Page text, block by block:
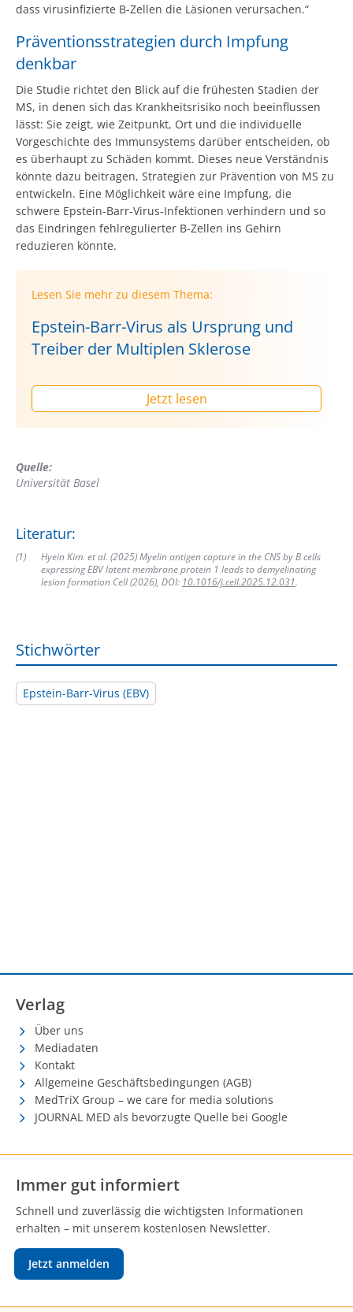
dass virusinfizierte B-Zellen die Läsionen verursachen.“
Präventionsstrategien durch Impfung
denkbar
Die Studie richtet den Blick auf die frühesten Stadien der
MS, in denen sich das Krankheitsrisiko noch beeinflussen
lässt: Sie zeigt, wie Zeitpunkt, Ort und die individuelle
Vorgeschichte des Immunsystems darüber entscheiden, ob
es überhaupt zu Schäden kommt. Dieses neue Verständnis
könnte dazu beitragen, Strategien zur Prävention von MS zu
entwickeln. Eine Möglichkeit wäre eine Impfung, die
schwere Epstein-Barr-Virus-Infektionen verhindern und so
das Eindringen fehlregulierter B-Zellen ins Gehirn
reduzieren könnte.
Lesen Sie mehr zu diesem Thema:
Epstein-Barr-Virus als Ursprung und
Treiber der Multiplen Sklerose
Jetzt lesen
Quelle:
Universität Basel
Literatur:
(1)
Hyein Kim. et al. (2025) Myelin antigen capture in the CNS by B cells
expressing EBV latent membrane protein 1 leads to demyelinating
lesion formation Cell (2026), DOI: 10.1016/j.cell.2025.12.031.
Stichwörter
Epstein-Barr-Virus (EBV)
Verlag
Über uns
Mediadaten
Kontakt
Allgemeine Geschäftsbedingungen (AGB)
MedTriX Group – we care for media solutions
JOURNAL MED als bevorzugte Quelle bei Google
Immer gut informiert
Schnell und zuverlässig die wichtigsten Informationen
erhalten – mit unserem kostenlosen Newsletter.
Jetzt anmelden